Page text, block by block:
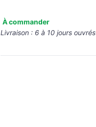
À commander
Livraison : 6 à 10 jours ouvrés